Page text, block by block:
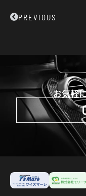
PrevPREVIOUS
お気軽